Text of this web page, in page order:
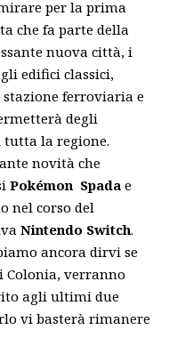
per la prima
che fa parte della
nuova città, i
edifici classici,
stazione ferroviaria e
degli
la regione.
novità che
Pokémon Spada e
nel corso del
Nintendo Switch.
ancora dirvi se
Colonia, verranno
agli ultimi due
vi basterà rimanere